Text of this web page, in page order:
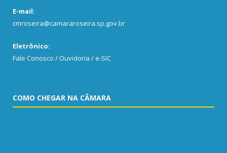
E-mail:
cmroseira@camararoseira.sp.gov.br
Eletrônico:
Fale Conosco / Ouvidoria / e-SIC
COMO CHEGAR NA CÂMARA